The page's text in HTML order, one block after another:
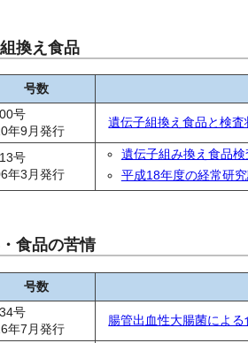
換え食品
号数
号
年9月発行
遺伝子組換え食品と検査
号
年3月発行
遺伝子組み換え食品
平成18年度の経常研
食品の苦情
号数
号
年7月発行
腸管出血性大腸菌によ